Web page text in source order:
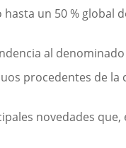
un 50 % global
al
procedentes de la
novedades